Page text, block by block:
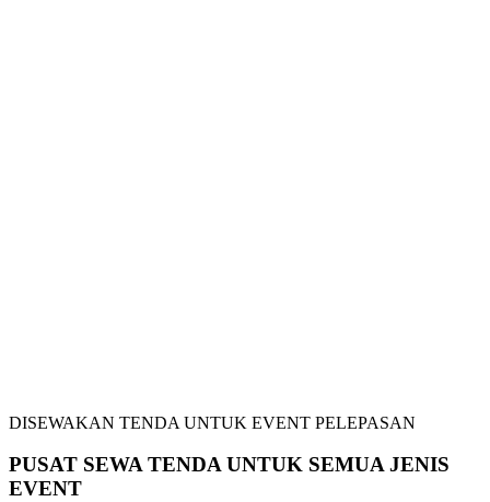
DISEWAKAN TENDA UNTUK EVENT PELEPASAN
PUSAT SEWA TENDA UNTUK SEMUA JENIS
EVENT